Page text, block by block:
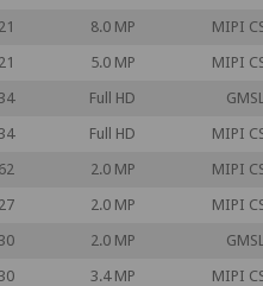
8.0 MP
MIPI
5.0 MP
MIPI
Full HD
Full HD
MIPI
2.0 MP
MIPI
2.0 MP
MIPI
2.0 MP
3.4 MP
MIPI